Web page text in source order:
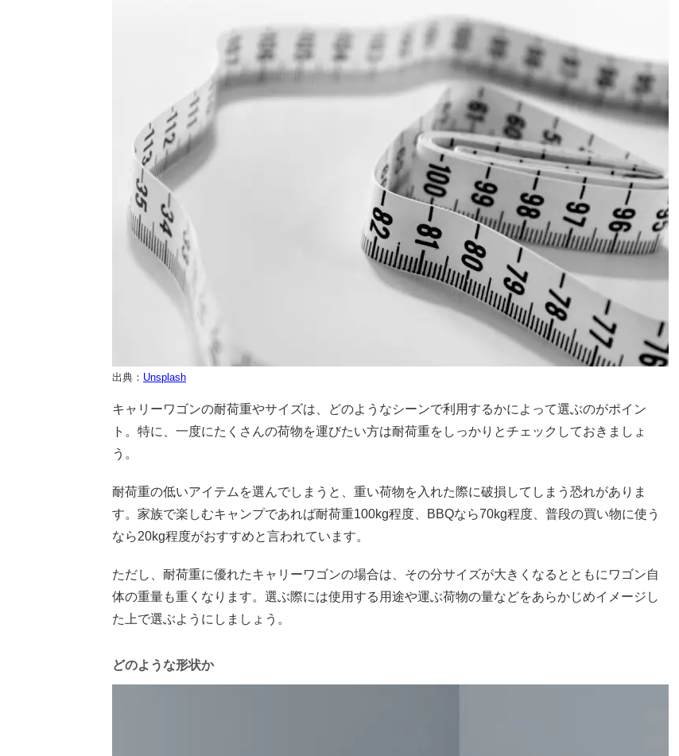
出典： Unsplash
キャリーワゴンの耐荷重やサイズは、どのようなシーンで利用するかによって選ぶのがポイン
ト。特に、一度にたくさんの荷物を運びたい方は耐荷重をしっかりとチェックしておきましょ
う。
耐荷重の低いアイテムを選んでしまうと、重い荷物を入れた際に破損してしまう恐れがありま
す。家族で楽しむキャンプであれば耐荷重100kg程度、BBQなら70kg程度、普段の買い物に使う
なら20kg程度がおすすめと言われています。
ただし、耐荷重に優れたキャリーワゴンの場合は、その分サイズが大きくなるとともにワゴン自
体の重量も重くなります。選ぶ際には使用する用途や運ぶ荷物の量などをあらかじめイメージし
た上で選ぶようにしましょう。
どのような形状か